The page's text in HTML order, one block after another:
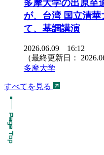
多摩大学の出原至
が、台湾 国立清
て、基調講演
2026.06.09 16:12
（最終更新日：
多摩大学
すべてを見る